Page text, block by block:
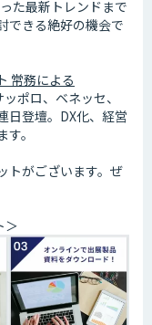
た最新トレンドまで
できる絶好の機会で
常務による
ポロ、ベネッセ、
日登壇。DX化、経営
。
トがございます。ぜ
＞